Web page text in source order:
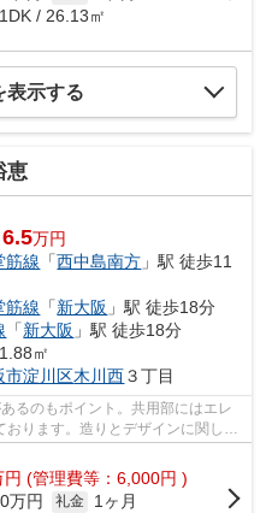
/ 26.13㎡
表示する
恵
6.5万円
筋線 「西中島南方 」駅 徒歩11
筋線 「新大阪 」駅 徒歩18分
「新大阪 」駅 徒歩18分
㎡
市淀川区木川西３丁目
るのもポイント。共用部にはエレ
ります。造りとデザインに関し
シ...
円 (管理費等：6,000円 )
0万円 礼金
1ヶ月